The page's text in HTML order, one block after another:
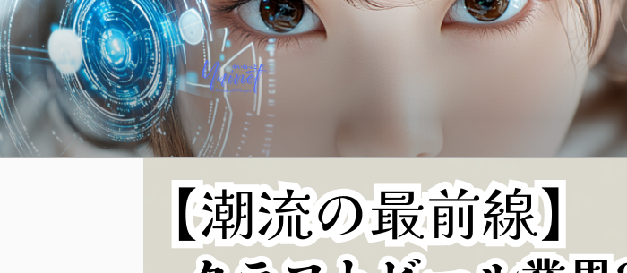
コ
ン
テ
ン
ツ
へ
ス
キ
YUINET PROVIDE AI FOR